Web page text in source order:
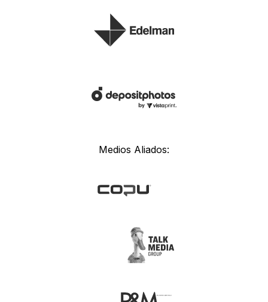
Medios Aliados: